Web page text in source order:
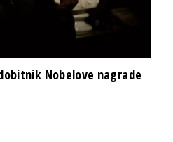
Nobelove nagrade